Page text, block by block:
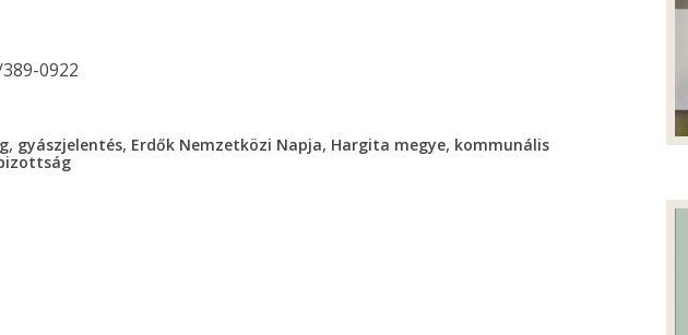
0922
, gyászjelentés, Erdők Nemzetközi Napja, Hargita megye, kommunális